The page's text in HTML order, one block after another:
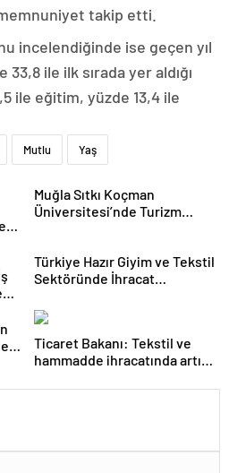
takip etti.
incelendiğinde ise geçen yıl
33,8 ile ilk sırada yer aldığı
ile eğitim, yüzde 13,4 ile
Mutlu Yaş
Muğla Sıtkı Koçman
Üniversitesi’nde Turizm
Türkiye Hazır Giyim ve Tekstil
Sektöründe İhracat
Ticaret Bakanı: Tekstil ve
hammadde ihracatında artış